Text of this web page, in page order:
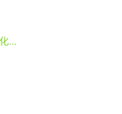
平板式化学过滤器也叫活性炭过滤网或者化学空气过滤器